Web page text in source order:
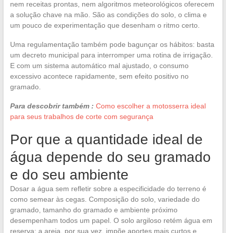
nem receitas prontas, nem algoritmos meteorológicos oferecem
a solução chave na mão. São as condições do solo, o clima e
um pouco de experimentação que desenham o ritmo certo.
Uma regulamentação também pode bagunçar os hábitos: basta
um decreto municipal para interromper uma rotina de irrigação.
E com um sistema automático mal ajustado, o consumo
excessivo acontece rapidamente, sem efeito positivo no
gramado.
Para descobrir também : Como escolher a motosserra ideal
para seus trabalhos de corte com segurança
Por que a quantidade ideal de
água depende do seu gramado
e do seu ambiente
Dosar a água sem refletir sobre a especificidade do terreno é
como semear às cegas. Composição do solo, variedade do
gramado, tamanho do gramado e ambiente próximo
desempenham todos um papel. O solo argiloso retém água em
reserva; a areia, por sua vez, impõe aportes mais curtos e